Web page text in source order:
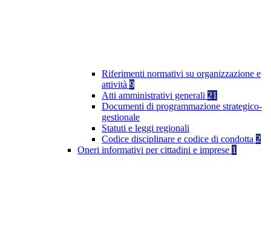
Riferimenti normativi su organizzazione e
attività 9
Atti amministrativi generali 21
Documenti di programmazione strategico-
gestionale
Statuti e leggi regionali
Codice disciplinare e codice di condotta 2
Oneri informativi per cittadini e imprese 1